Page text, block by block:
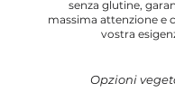
senza glutine,
massima attenzione e
vostra
Opzioni